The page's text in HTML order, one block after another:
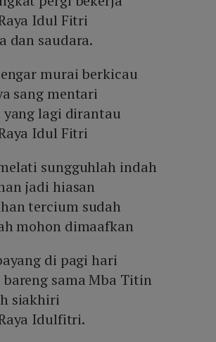
Idul Fitri
dan saudara.
murai berkicau
sang mentari
lagi dirantau
Idul Fitri
sungguhlah indah
jadi hiasan
tercium sudah
mohon dimaafkan
di pagi hari
sama Mba Titin
siakhiri
Idulfitri.